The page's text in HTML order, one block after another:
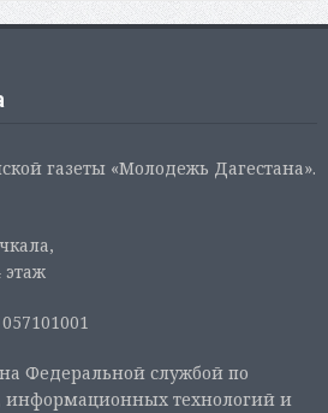
газеты «Молодежь Дагестана».
этаж
Федеральной службой по
информационных технологий и